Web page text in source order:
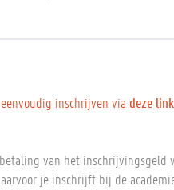
eenvoudig inschrijven via deze link
van het inschrijvingsgeld
je inschrijft bij de